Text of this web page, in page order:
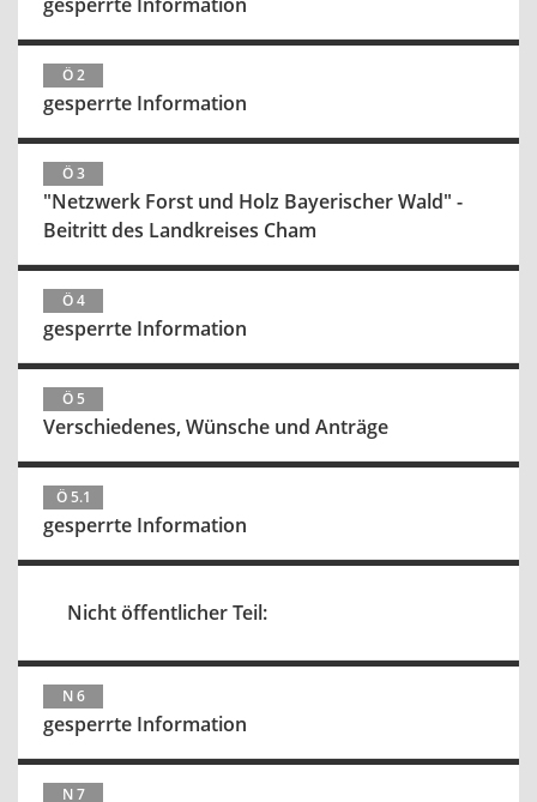
Ö 2
gesperrte Information
Ö 3
"Netzwerk Forst und Holz Bayerischer Wald" -
Beitritt des Landkreises Cham
Ö 4
gesperrte Information
Ö 5
Verschiedenes, Wünsche und Anträge
Ö 5.1
gesperrte Information
Nicht öffentlicher Teil:
N 6
gesperrte Information
N 7